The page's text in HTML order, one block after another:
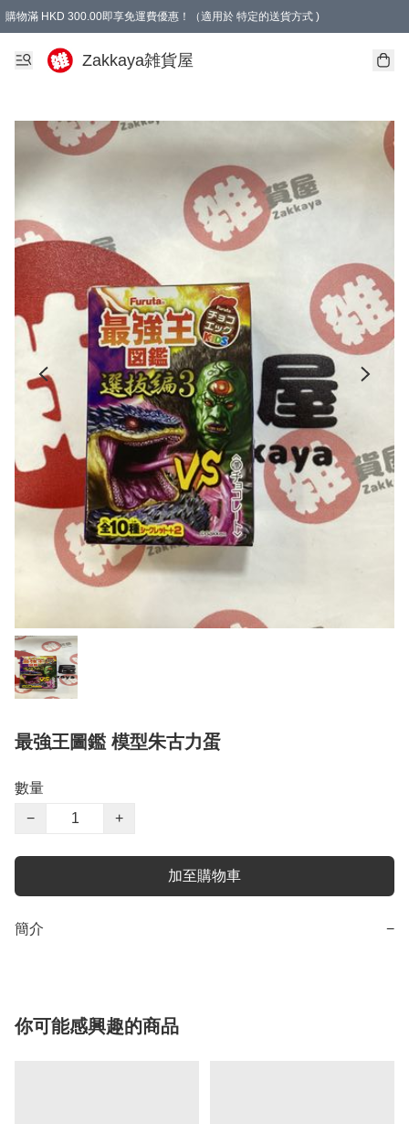
購物滿 HKD 300.00即享免運費優惠！（適用於 特定的送貨方式 )
Zakkaya雑貨屋
最強王圖鑑 模型朱古力蛋
數量
−
+
加至購物車
簡介 −
你可能感興趣的商品